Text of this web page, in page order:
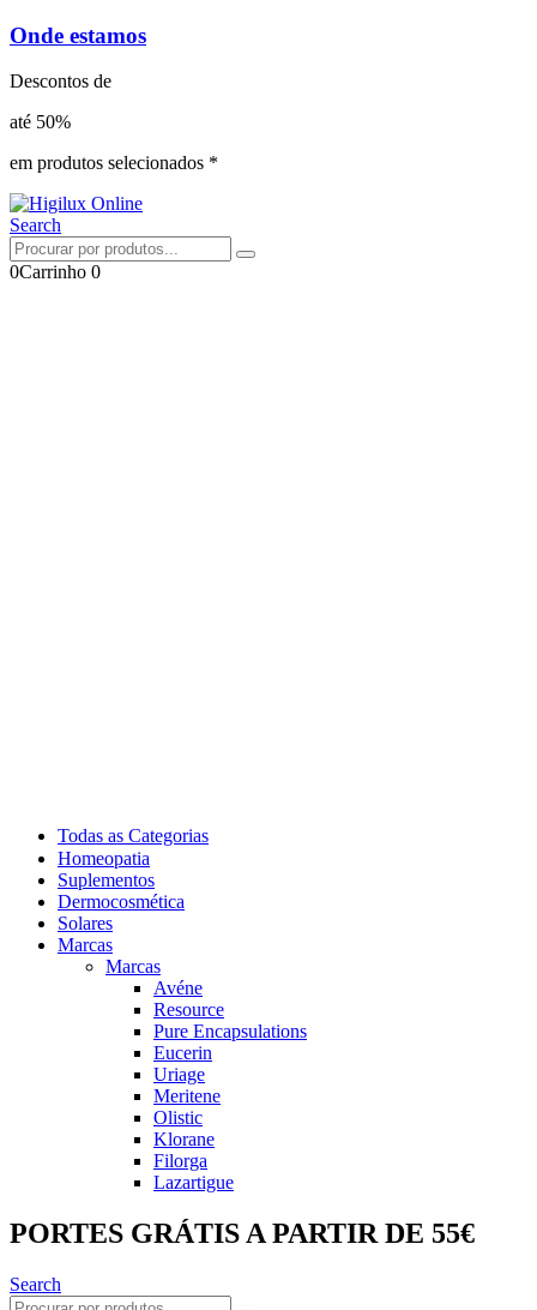
Onde estamos
Descontos de
até 50%
em produtos selecionados *
Search
0Carrinho 0
Todas as Categorias
Homeopatia
Suplementos
Dermocosmética
Solares
Marcas
Marcas
Avéne
Resource
Pure Encapsulations
Eucerin
Uriage
Meritene
Olistic
Klorane
Filorga
Lazartigue
PORTES GRÁTIS A PARTIR DE 55€
Search